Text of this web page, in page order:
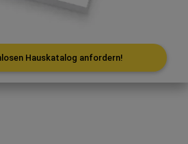
Hauskatalog anfordern!